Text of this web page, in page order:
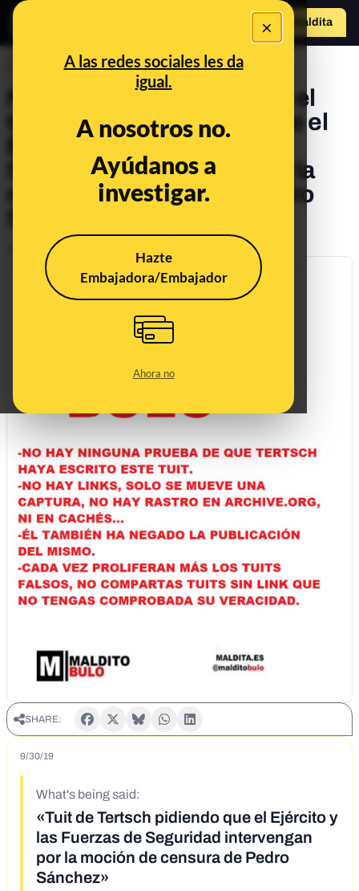
×
A las redes sociales les da
igual.
A nosotros no.
Ayúdanos a
investigar.
Hazte
Embajadora/Embajador
Ahora no
Hazte Maldita
No, no hay pruebas de que el
tuit de Tertsch pidiendo que el
Ejército y las Fuerzas de
Seguridad intervengan por la
moción de censura de Pedro
Publicado el
SHARE:
9/30/19
What's being said:
«Tuit de Tertsch pidiendo que el Ejército y
las Fuerzas de Seguridad intervengan
por la moción de censura de Pedro
Sánchez»